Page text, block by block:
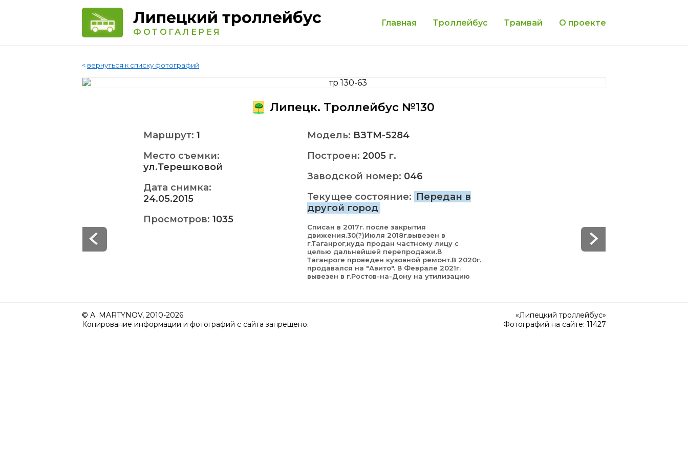
Липецкий троллейбус
ФОТОГАЛЕРЕЯ
Главная Троллейбус Трамвай О проекте
< вернуться к списку фотографий
Липецк. Троллейбус №130
Маршрут: 1
Место съемки:
ул.Терешковой
Дата снимка:
24.05.2015
Просмотров: 1035
Модель: ВЗТМ-5284
Построен: 2005 г.
Заводской номер: 046
Текущее состояние: Передан в
другой город
Списан в 2017г. после закрытия
движения.30(?)Июля 2018г.вывезен в
г.Таганрог,куда продан частному лицу с
целью дальнейшей перепродажи.В
Таганроге проведен кузовной ремонт.В 2020г.
продавался на "Авито". В Феврале 2021г.
вывезен в г.Ростов-на-Дону на утилизацию
© A. MARTYNOV, 2010-2026
Копирование информации и фотографий с сайта запрещено.
«Липецкий троллейбус»
Фотографий на сайте: 11427